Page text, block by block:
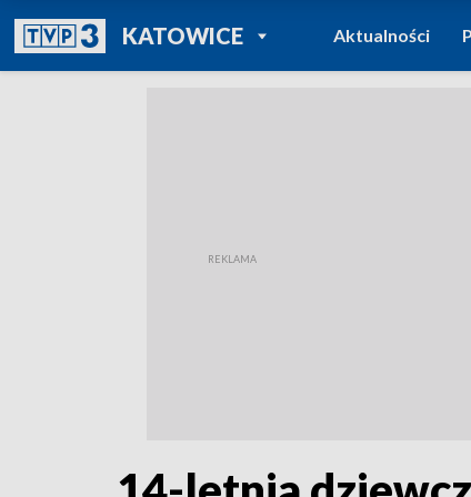
KATOWICEPOWRÓT DO
TVP REGIONY
Aktualności